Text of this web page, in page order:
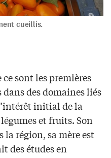
cueillis.
sont les premières
dans des domaines liés
initial de la
et fruits. Son
la région, sa mère est
des études en